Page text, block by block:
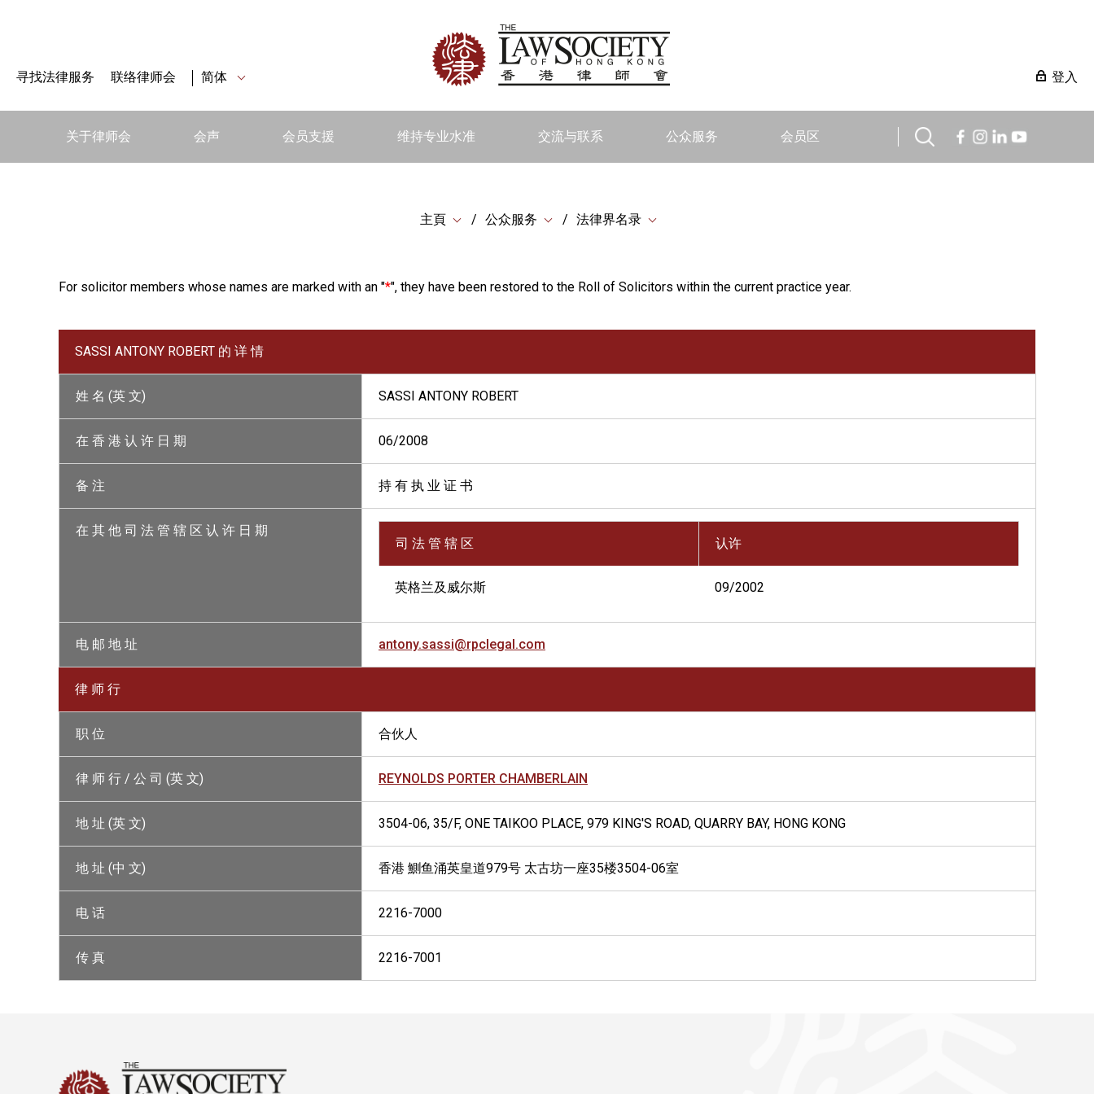
寻找法律服务 联络律师会 简体 登入
关于律师会 会声 会员支援 维持专业水准 交流与联系 公众服务 会员区
主頁 公众服务 法律界名录
For solicitor members whose names are marked with an "*", they have been restored to the Roll of Solicitors within the current practice year.
SASSI ANTONY ROBERT 的 详 情
姓 名 (英 文) SASSI ANTONY ROBERT
在 香 港 认 许 日 期 06/2008
备 注 持 有 执 业 证 书
在 其 他 司 法 管 辖 区 认 许 日 期
司 法 管 辖 区
认许
英格兰及威尔斯 09/2002
电 邮 地 址 antony.sassi@rpclegal.com
律 师 行
职 位 合伙人
律 师 行 / 公 司 (英 文) REYNOLDS PORTER CHAMBERLAIN
地 址 (英 文) 3504-06, 35/F, ONE TAIKOO PLACE, 979 KING'S ROAD, QUARRY BAY, HONG KONG
地 址 (中 文) 香港 鰂鱼涌英皇道979号 太古坊一座35楼3504-06室
电 话 2216-7000
传 真 2216-7001